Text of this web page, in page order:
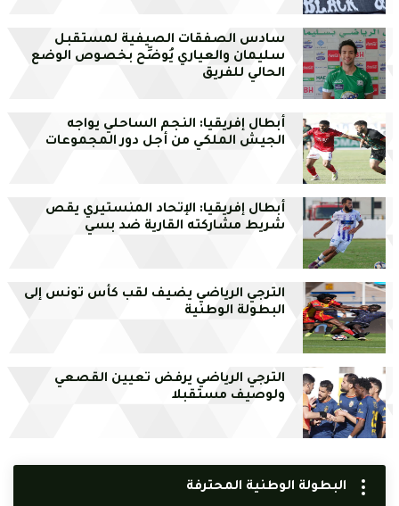
سادس الصفقات الصيفية لمستقبل
سليمان والعياري يُوضِّح بخصوص الوضع
الحالي للفريق
أبطال إفريقيا: النجم الساحلي يواجه
الجيش الملكي من أجل دور المجموعات
أبطال إفريقيا: الإتحاد المنستيري يقص
شريط مشاركته القارية ضد بسي
الترجي الرياضي يضيف لقب كأس تونس إلى
البطولة الوطنية
الترجي الرياضي يرفض تعيين القصعي
ولوصيف مستقبلا
البطولة الوطنية المحترفة